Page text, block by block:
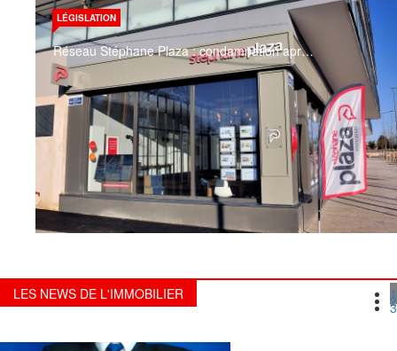
Réseau Stéphane Plaza : condamnation apr…
LÉGISLATION
LES NEWS DE L'IMMOBILIER 1
2
3